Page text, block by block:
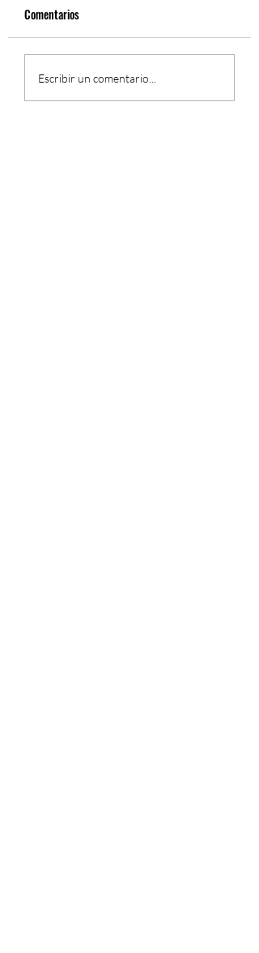
El Concierto Sinfónico de
Comentarios
Escribir un comentario...